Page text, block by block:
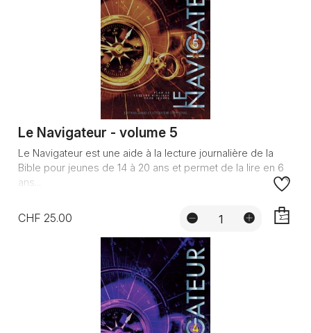
Le Navigateur - volume 5
Le Navigateur est une aide à la lecture journalière de la
Bible pour jeunes de 14 à 20 ans et permet de la lire en 6
ans...
CHF 25.00